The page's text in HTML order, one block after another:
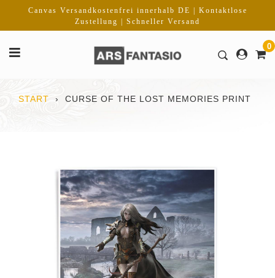
Inhalt
Canvas Versandkostenfrei innerhalb DE | Kontaktlose
Zustellung | Schneller Versand
0
START › CURSE OF THE LOST MEMORIES PRINT